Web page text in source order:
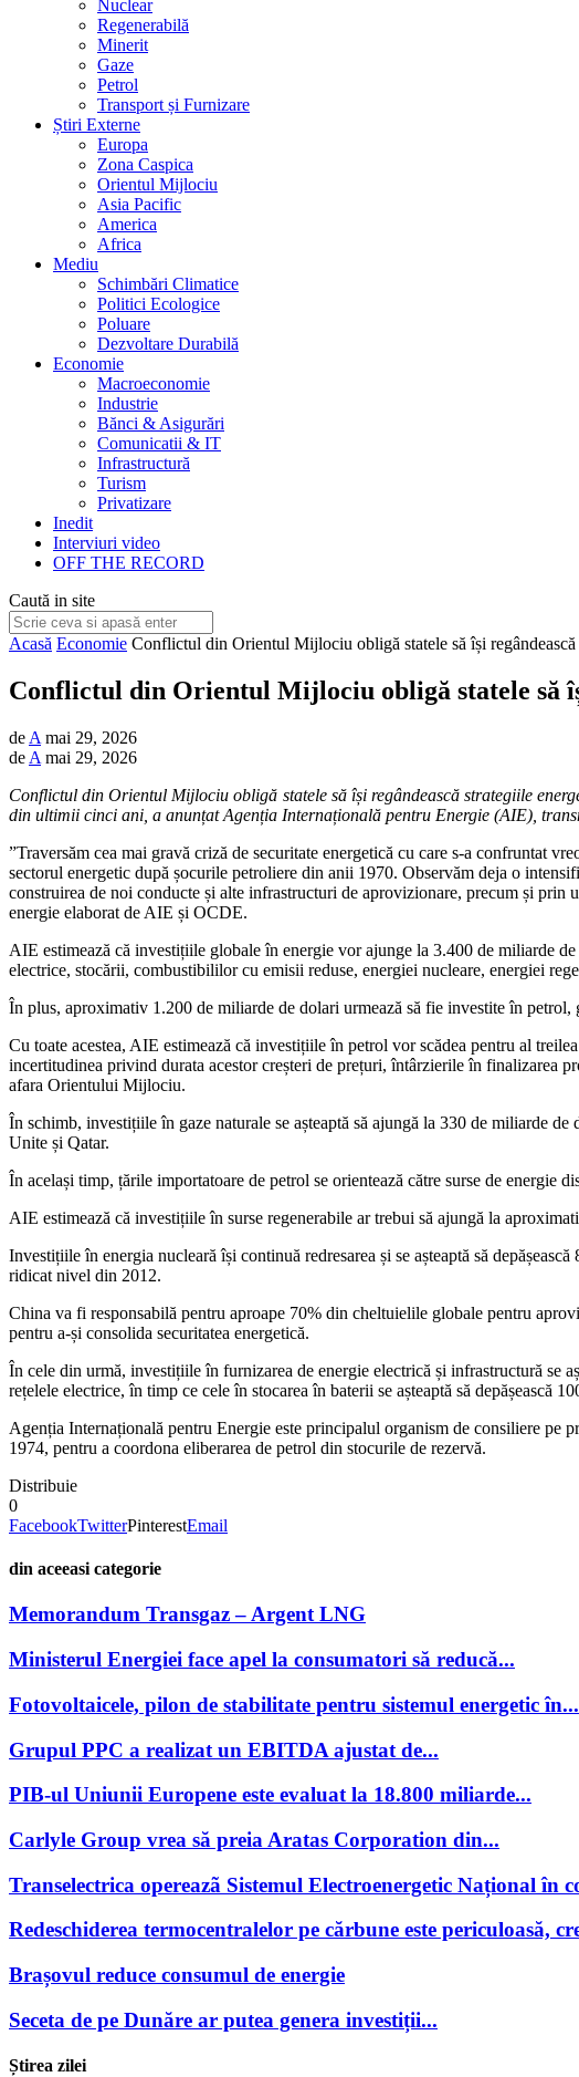
Nuclear
Regenerabilă
Minerit
Gaze
Petrol
Transport și Furnizare
Știri Externe
Europa
Zona Caspica
Orientul Mijlociu
Asia Pacific
America
Africa
Mediu
Schimbări Climatice
Politici Ecologice
Poluare
Dezvoltare Durabilă
Economie
Macroeconomie
Industrie
Bănci & Asigurări
Comunicatii & IT
Infrastructură
Turism
Privatizare
Inedit
Interviuri video
OFF THE RECORD
Caută in site
Acasă Economie Conflictul din Orientul Mijlociu obligă statele să își regândească
Conflictul din Orientul Mijlociu obligă statele să
de A mai 29, 2026
de A mai 29, 2026
Conflictul din Orientul Mijlociu obligă statele să își regândească strategiile
din ultimii cinci ani, a anunțat Agenția Internațională pentru Energie (AIE),
”Traversăm cea mai gravă criză de securitate energetică cu care s-a confruntat
sectorul energetic după șocurile petroliere din anii 1970. Observăm deja o
construirea de noi conducte și alte infrastructuri de aprovizionare, precum și
energie elaborat de AIE și OCDE.
AIE estimează că investițiile globale în energie vor ajunge la 3.400 de miliarde
electrice, stocării, combustibililor cu emisii reduse, energiei nucleare, energiei
În plus, aproximativ 1.200 de miliarde de dolari urmează să fie investite în petrol,
Cu toate acestea, AIE estimează că investițiile în petrol vor scădea pentru al
incertitudinea privind durata acestor creșteri de prețuri, întârzierile în finalizarea
afara Orientului Mijlociu.
În schimb, investițiile în gaze naturale se așteaptă să ajungă la 330 de miliarde
Unite și Qatar.
În același timp, țările importatoare de petrol se orientează către surse de energie
AIE estimează că investițiile în surse regenerabile ar trebui să ajungă la
Investițiile în energia nucleară își continuă redresarea și se așteaptă să
ridicat nivel din 2012.
China va fi responsabilă pentru aproape 70% din cheltuielile globale pentru
pentru a-și consolida securitatea energetică.
În cele din urmă, investițiile în furnizarea de energie electrică și infrastructură se
rețelele electrice, în timp ce cele în stocarea în baterii se așteaptă să depășească
Agenția Internațională pentru Energie este principalul organism de consiliere pe
1974, pentru a coordona eliberarea de petrol din stocurile de rezervă.
Distribuie
0
FacebookTwitterPinterestEmail
din aceeasi categorie
Memorandum Transgaz – Argent LNG
Ministerul Energiei face apel la consumatori să reducă...
Fotovoltaicele, pilon de stabilitate pentru sistemul energetic în...
Grupul PPC a realizat un EBITDA ajustat de...
PIB-ul Uniunii Europene este evaluat la 18.800 miliarde...
Carlyle Group vrea să preia Aratas Corporation din...
Transelectrica opereazã Sistemul Electroenergetic Național în
Redeschiderea termocentralelor pe cărbune este periculoasă,
Brașovul reduce consumul de energie
Seceta de pe Dunăre ar putea genera investiții...
Știrea zilei